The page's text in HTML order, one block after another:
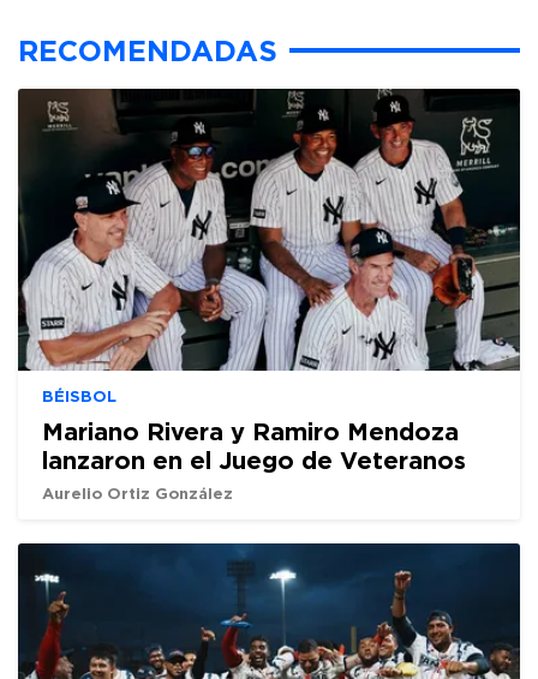
RECOMENDADAS
BÉISBOL
Mariano Rivera y Ramiro Mendoza
lanzaron en el Juego de Veteranos
Aurelio Ortiz González